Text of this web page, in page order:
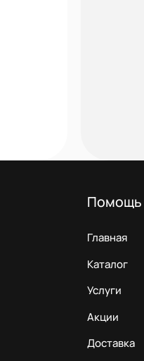
Помощь
Главная
Каталог
Услуги
Акции
Доставка